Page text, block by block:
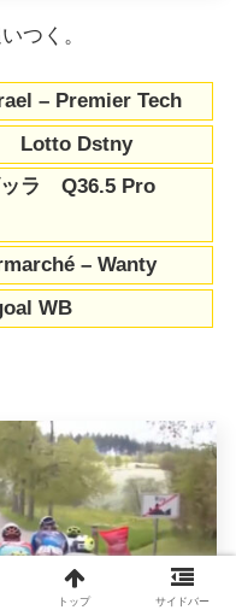
つく。
– Premier Tech
Lotto Dstny
ッラ Q36.5 Pro
– Wanty
WB
トップ サイドバー